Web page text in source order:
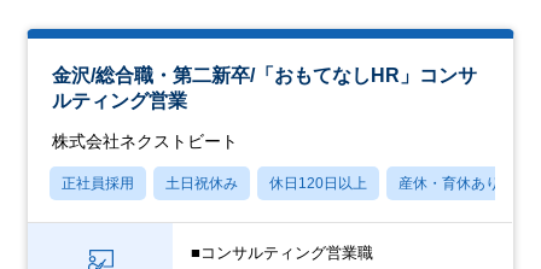
金沢/総合職・第二新卒/「おもてなしHR」コンサ
ルティング営業
株式会社ネクストビート
正社員採用 土日祝休み 休日120日以上 産休・育休あり
■コンサルティング営業職